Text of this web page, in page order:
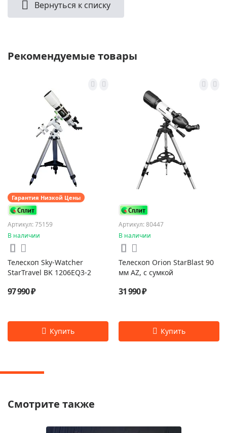
Вернуться к списку
Рекомендуемые товары
Гарантия Низкой Цены
Артикул: 75159
В наличии
Телескоп Sky-Watcher
StarTravel BK 1206EQ3-2
97 990 ₽
Артикул: 80447
В наличии
Телескоп Orion StarBlast 90
мм AZ, с сумкой
31 990 ₽
Смотрите также